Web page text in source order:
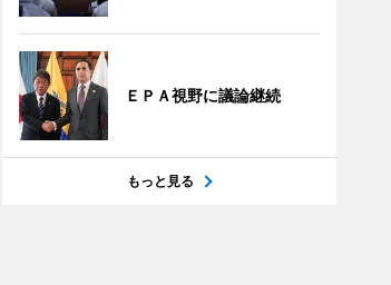
ＥＰＡ視野に議論継続
もっと見る